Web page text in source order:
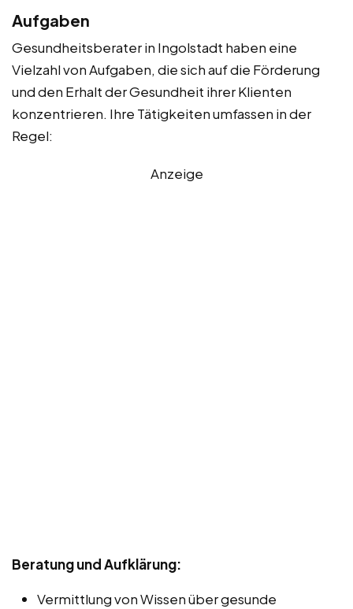
Aufgaben
Gesundheitsberater in Ingolstadt haben eine
Vielzahl von Aufgaben, die sich auf die Förderung
und den Erhalt der Gesundheit ihrer Klienten
konzentrieren. Ihre Tätigkeiten umfassen in der
Regel:
Anzeige
Beratung und Aufklärung:
Vermittlung von Wissen über gesunde